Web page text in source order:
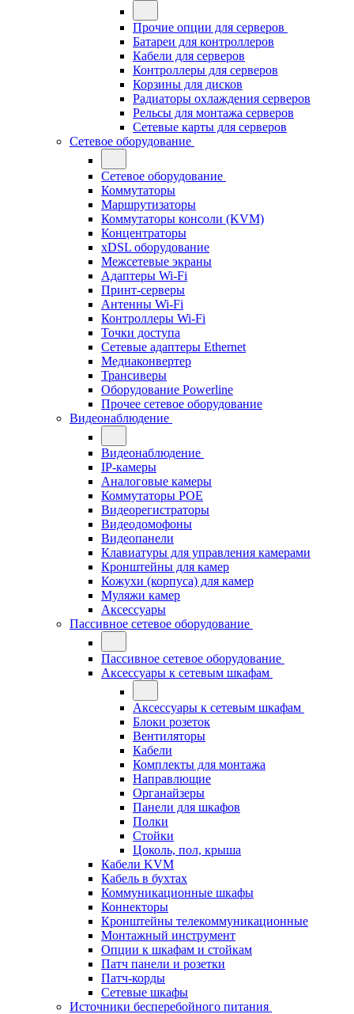
Прочие опции для серверов
Батареи для контроллеров
Кабели для серверов
Контроллеры для серверов
Корзины для дисков
Радиаторы охлаждения серверов
Рельсы для монтажа серверов
Сетевые карты для серверов
Сетевое оборудование
Сетевое оборудование
Коммутаторы
Маршрутизаторы
Коммутаторы консоли (KVM)
Концентраторы
xDSL оборудование
Межсетевые экраны
Адаптеры Wi-Fi
Принт-серверы
Антенны Wi-Fi
Контроллеры Wi-Fi
Точки доступа
Сетевые адаптеры Ethernet
Медиаконвертер
Трансиверы
Оборудование Powerline
Прочее сетевое оборудование
Видеонаблюдение
Видеонаблюдение
IP-камеры
Аналоговые камеры
Коммутаторы POE
Видеорегистраторы
Видеодомофоны
Видеопанели
Клавиатуры для управления камерами
Кронштейны для камер
Кожухи (корпуса) для камер
Муляжи камер
Аксессуары
Пассивное сетевое оборудование
Пассивное сетевое оборудование
Аксессуары к сетевым шкафам
Аксессуары к сетевым шкафам
Блоки розеток
Вентиляторы
Кабели
Комплекты для монтажа
Направлющие
Органайзеры
Панели для шкафов
Полки
Стойки
Цоколь, пол, крыша
Кабели KVM
Кабель в бухтах
Коммуникационные шкафы
Коннекторы
Кронштейны телекоммуникационные
Монтажный инструмент
Опции к шкафам и стойкам
Патч панели и розетки
Патч-корды
Сетевые шкафы
Источники бесперебойного питания